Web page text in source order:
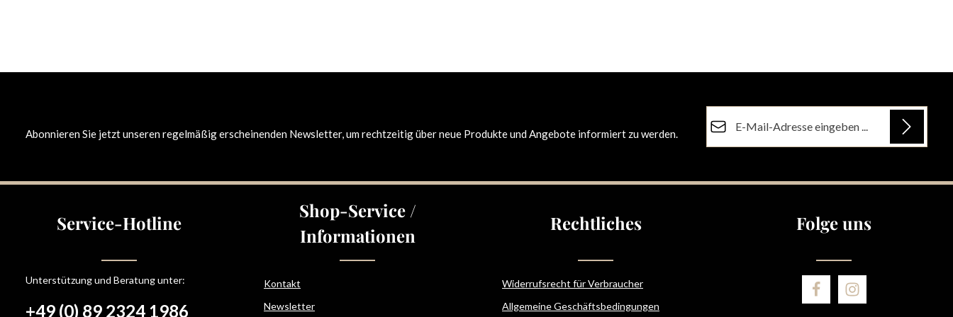
Abonnieren Sie jetzt unseren regelmäßig erscheinenden Newsletter, um rechtzeitig über neue Produkte und Angebote informiert zu werden.
Ich habe dieDatenschutzbestimmungenzur
Pflichtfelder.
Service-Hotline
Unterstützung und Beratung unter:
+49 (0) 89 2324 1986
Shop-Service /
Informationen
Kontakt
Newsletter
Rechtliches
Widerrufsrecht für Verbraucher
Allgemeine Geschäftsbedingungen
Folge uns